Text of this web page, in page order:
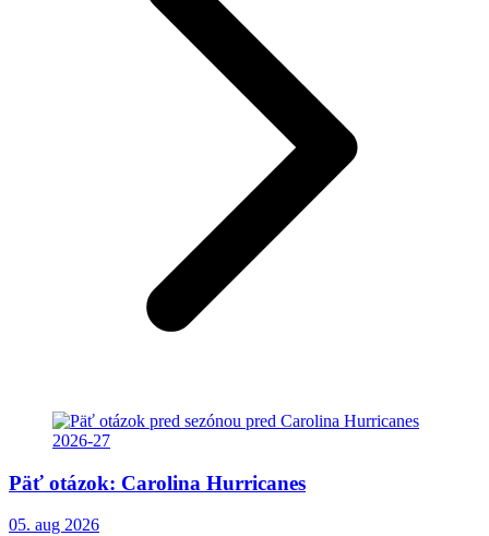
Päť otázok: Carolina Hurricanes
05. aug 2026